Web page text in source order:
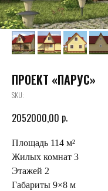
ПРОЕКТ «ПАРУС»
SKU:
2052000,00 р.
Площадь 114 м²
Жилых комнат 3
Этажей 2
Габариты 9×8 м